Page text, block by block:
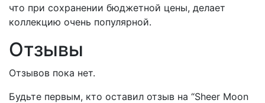
что при сохранении бюджетной цены, делает
коллекцию очень популярной.
Отзывы
Отзывов пока нет.
Будьте первым, кто оставил отзыв на “Sheer Moon